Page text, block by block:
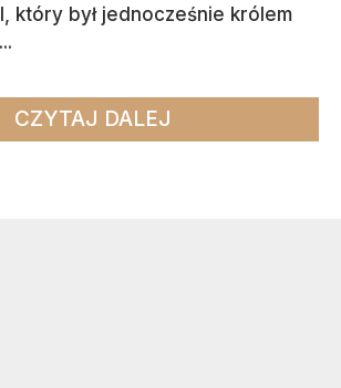
który był jednocześnie królem
CZYTAJ DALEJ